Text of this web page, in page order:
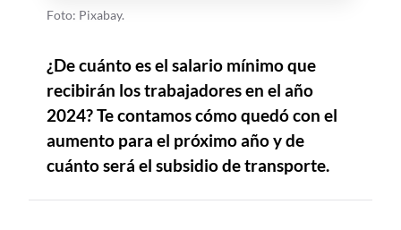
Foto: Pixabay.
¿De cuánto es el salario mínimo que
recibirán los trabajadores en el año
2024? Te contamos cómo quedó con el
aumento para el próximo año y de
cuánto será el subsidio de transporte.